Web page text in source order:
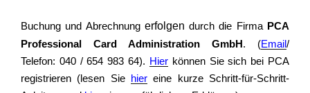
Buchung und Abrechnung erfolgen durch die Firma PCA
Professional Card Administration GmbH. (Email/
Telefon: 040 / 654 983 64). Hierkönnen Sie sich bei PCA
registrieren (lesen Sie hier eine kurze Schritt-für-Schritt-